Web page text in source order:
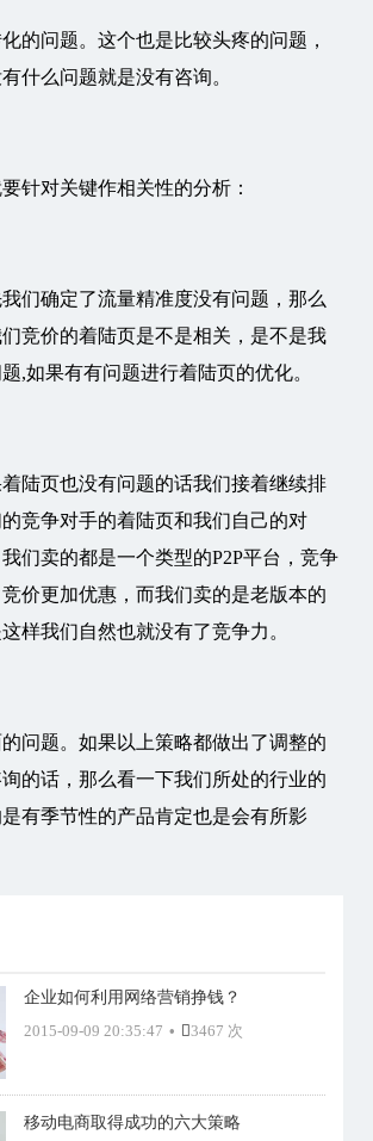
的问题。这个也是比较头疼的问题，
什么问题就是没有咨询。
针对关键作相关性的分析：
们确定了流量精准度没有问题，那么
竞价的着陆页是不是相关，是不是我
,如果有有问题进行着陆页的优化。
陆页也没有问题的话我们接着继续排
竞争对手的着陆页和我们自己的对
们卖的都是一个类型的P2P平台，竞争
价更加优惠，而我们卖的是老版本的
样我们自然也就没有了竞争力。
问题。如果以上策略都做出了调整的
的话，那么看一下我们所处的行业的
有季节性的产品肯定也是会有所影
企业如何利用网络营销挣钱？
2015-09-09 20:35:47 • 3467 次
移动电商取得成功的六大策略